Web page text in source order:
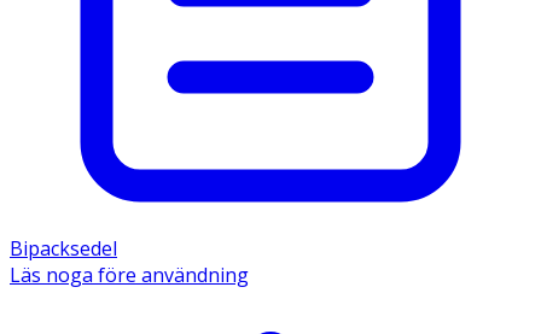
Bipacksedel
Läs noga före användning